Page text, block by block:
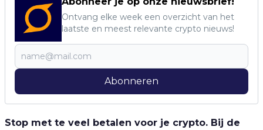
Ontvang elke week een overzicht van het
laatste en meest relevante crypto nieuws!
Abonneren
Stop met te veel betalen voor je crypto. Bij de